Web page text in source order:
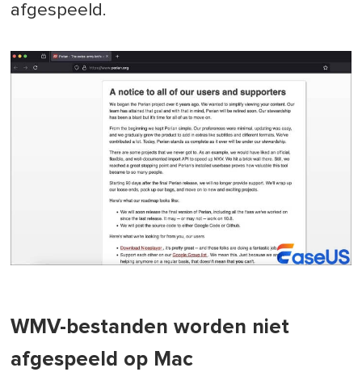
afgespeeld.
WMV-bestanden worden niet
afgespeeld op Mac